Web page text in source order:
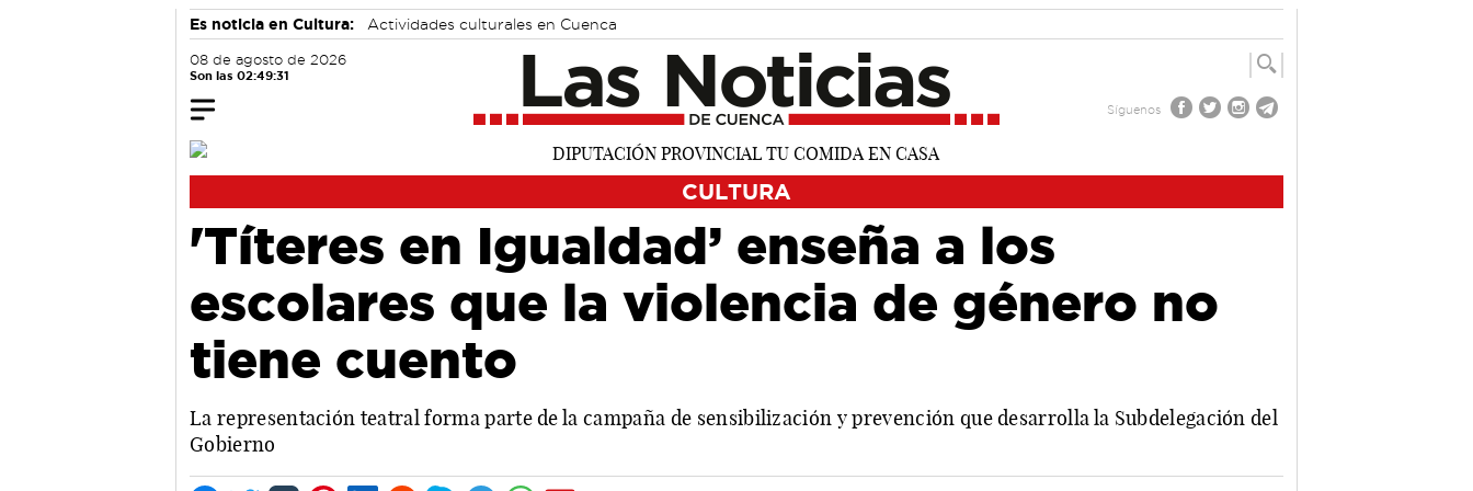
Es noticia en Cultura: Actividades culturales en Cuenca
08 de agosto de 2026
Son las 02:49:32
Síguenos
CULTURA
'Títeres en Igualdad’ enseña a los
escolares que la violencia de género no
tiene cuento
La representación teatral forma parte de la campaña de sensibilización y prevención que desarrolla la Subdelegación del
Gobierno